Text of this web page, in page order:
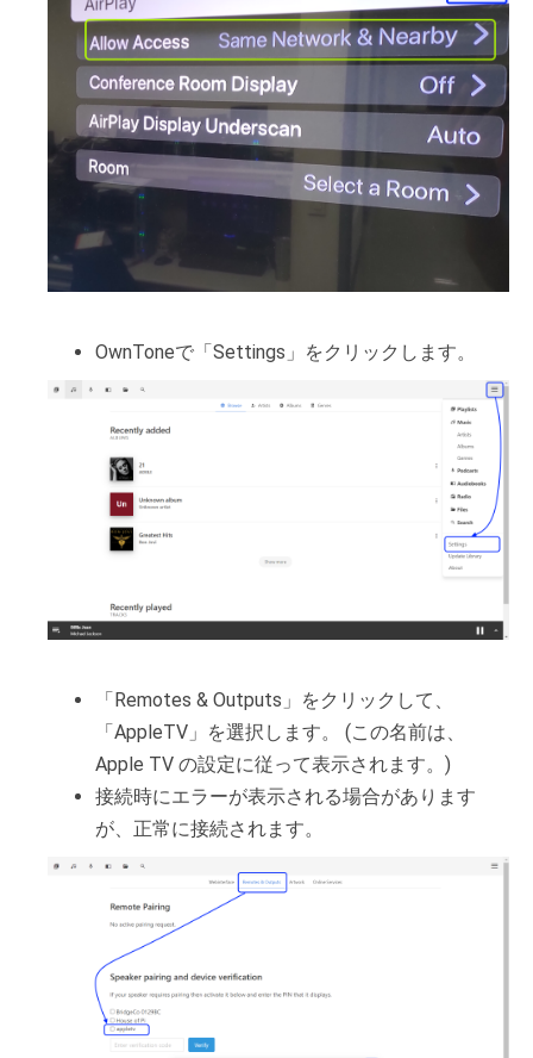
OwnToneで「Settings」をクリックします。
「Remotes & Outputs」をクリックして、
「AppleTV」を選択します。 (この名前は、
Apple TV の設定に従って表示されます。)
接続時にエラーが表示される場合があります
が、正常に接続されます。